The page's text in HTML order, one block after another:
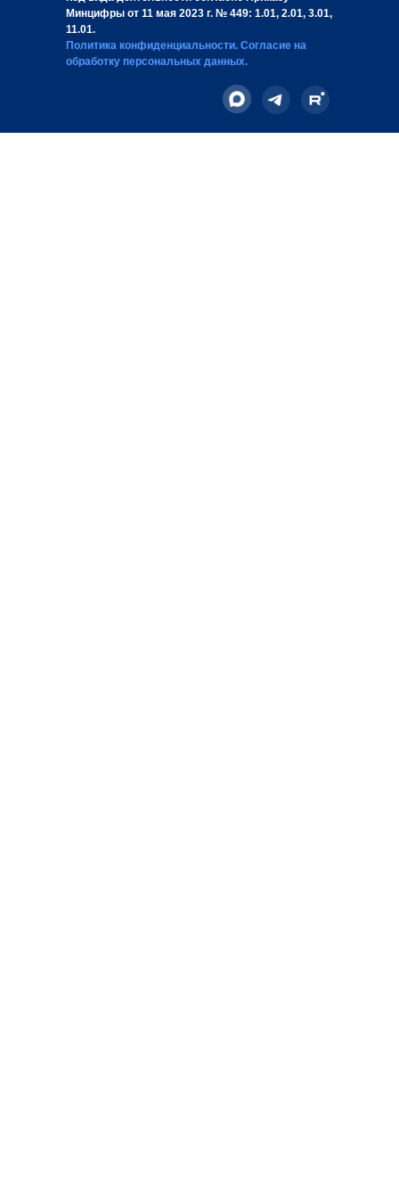
Минцифры от 11 мая 2023 г. № 449: 1.01, 2.01, 3.01,
11.01.
Политика конфиденциальности. Согласие на
обработку персональных данных.